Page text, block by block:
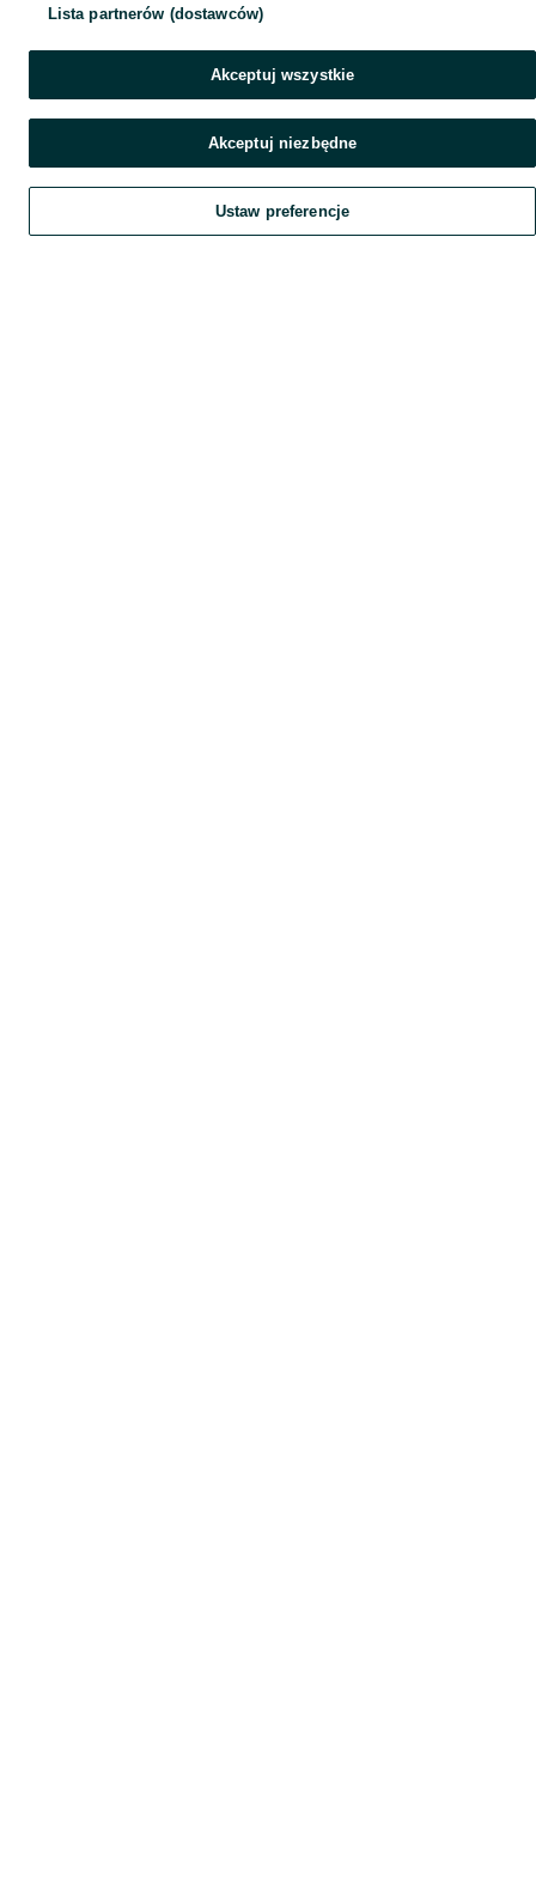
Home Favorite List it Chat My OLX
Home Favorite List it Chat My OLX
Szukaj Obserwujesz Dodaj Czat Konto
Lista partnerów (dostawców)
Akceptuj wszystkie
Akceptuj niezbędne
Ustaw preferencje